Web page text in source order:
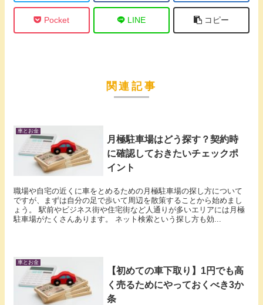
Pocket LINE コピー
関連記事
車とお金
月極駐車場はどう探す？契約時
に確認しておきたいチェックポ
イント
職場や自宅の近くに車をとめるための月極駐車場の探し方について
ですが、まずは自分の足で歩いて周辺を散策することから始めまし
ょう。 駅前やビジネス街や住宅街など人通りが多いエリアには月極
駐車場がたくさんあります。 ネット検索という探し方も効...
車とお金
【初めての車下取り】1円でも高
く売るためにやっておくべき3か
条